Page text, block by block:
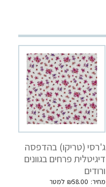
ג'רסי (טריקו) בהדפסה
דיגיטלית פרחים בגוונים
ורודים
₪58.00